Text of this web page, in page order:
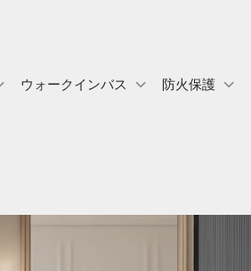
ウォークインバス 防火保護